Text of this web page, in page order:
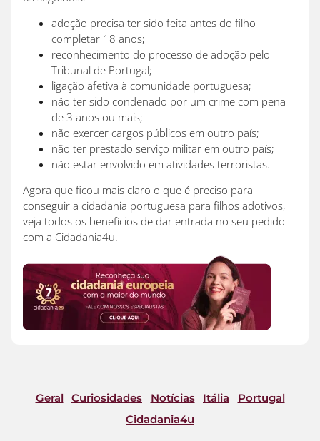
adoção precisa ter sido feita antes do filho
completar 18 anos;
reconhecimento do processo de adoção pelo
Tribunal de Portugal;
ligação afetiva à comunidade portuguesa;
não ter sido condenado por um crime com pena
de 3 anos ou mais;
não exercer cargos públicos em outro país;
não ter prestado serviço militar em outro país;
não estar envolvido em atividades terroristas.
Agora que ficou mais claro o que é preciso para
conseguir a cidadania portuguesa para filhos adotivos,
veja todos os benefícios de dar entrada no seu pedido
com a Cidadania4u.
Geral Curiosidades Notícias Itália
Portugal
Cidadania4u